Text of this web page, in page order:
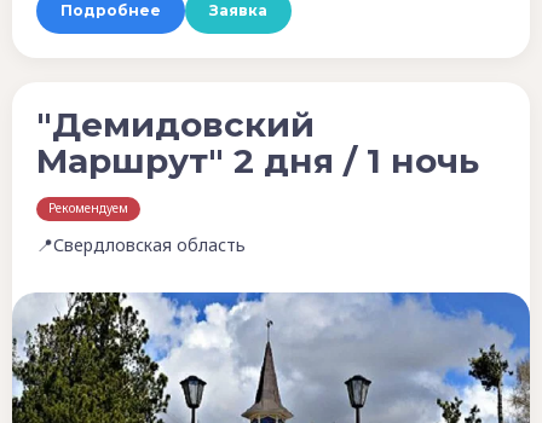
Подробнее Заявка
"Демидовский
Маршрут" 2 дня / 1 ночь
Рекомендуем
📍Свердловская область